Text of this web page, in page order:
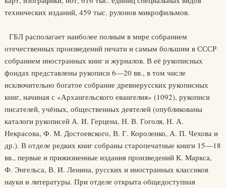
технических изданий, 459 тыс. рулонов микрофильмов.
ГБЛ располагает наиболее полным в мире собранием
отечественных произведений печати и самым большим в СССР
собранием иностранных книг и журналов. В её рукописных
фондах представлены рукописи 6—20 вв., в том числе
исключительно богатое собрание древнерусских рукописных
книг, начиная с «Архангельского евангелия» (1092), рукописи
писателей, учёных, общественных деятелей (опубликованы
каталоги рукописей А. И. Герцена, Н. В. Гоголя, Н. А.
Некрасова, Ф. М. Достоевского, В. Г. Короленко, А. П. Чехова и
др.). В отделе редких книг собраны старопечатные книги 15—18
вв., первые и прижизненные издания произведений К. Маркса,
Ф. Энгельса, В. И. Ленина, русских и иностранных классиков
науки и литературы. При отделе открыта общедоступная